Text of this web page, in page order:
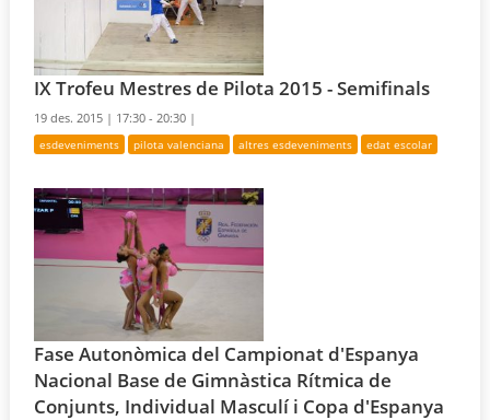
IX Trofeu Mestres de Pilota 2015 - Semifinals
19 des. 2015 | 17:30 - 20:30 |
esdeveniments pilota valenciana altres esdeveniments edat escolar
Fase Autonòmica del Campionat d'Espanya
Nacional Base de Gimnàstica Rítmica de
Conjunts, Individual Masculí i Copa d'Espanya